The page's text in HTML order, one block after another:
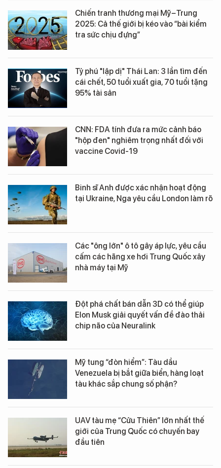
Chiến tranh thương mại Mỹ–Trung
2025: Cả thế giới bị kéo vào “bài kiểm
tra sức chịu đựng”
Tỷ phú "lập dị" Thái Lan: 3 lần tìm đến
cái chết, 50 tuổi xuất gia, 70 tuổi tặng
95% tài sản
CNN: FDA tính đưa ra mức cảnh báo
"hộp đen" nghiêm trọng nhất đối với
vaccine Covid-19
Binh sĩ Anh được xác nhận hoạt động
tại Ukraine, Nga yêu cầu London làm rõ
Các "ông lớn" ô tô gây áp lực, yêu cầu
cấm các hãng xe hơi Trung Quốc xây
nhà máy tại Mỹ
Đột phá chất bán dẫn 3D có thể giúp
Elon Musk giải quyết vấn đề đào thải
chip não của Neuralink
Mỹ tung “đòn hiểm”: Tàu dầu
Venezuela bị bắt giữa biển, hàng loạt
tàu khác sắp chung số phận?
UAV tàu mẹ “Cửu Thiên” lớn nhất thế
giới của Trung Quốc có chuyến bay
đầu tiên